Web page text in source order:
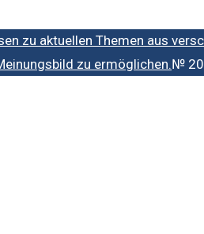
zu aktuellen Themen aus
zu ermöglichen.№